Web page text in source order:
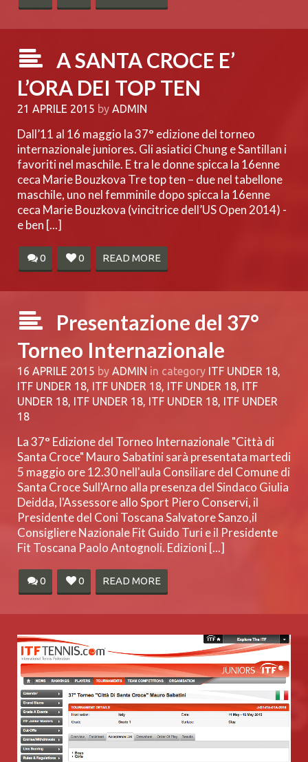
A SANTA CROCE E’
L’ORA DEI TOP TEN
21 APRILE 2015 by ADMIN
Dall’11 al 16 maggio la 37° edizione del torneo
internazionale juniores. Gli asiatici Chung e Santillan i
favoriti nel maschile. E tra le donne spicca la 16enne
ceca Marie Bouzkova Tre top ten – due nel tabellone
maschile, uno nel femminile dopo spicca la 16enne
ceca Marie Bouzkova (vincitrice dell’US Open 2014) -
e ben [...]
0 0 READ MORE
Presentazione del 37°
Torneo Internazionale
16 APRILE 2015 by ADMIN in category ITF UNDER 18,
ITF UNDER 18, ITF UNDER 18, ITF UNDER 18, ITF
UNDER 18, ITF UNDER 18, ITF UNDER 18, ITF UNDER
18
La 37° Edizione del Torneo Internazionale "Città di
Santa Croce" Mauro Sabatini sarà presentata martedi
5 maggio ore 12.30 nell'aula Consiliare del Comune di
Santa Croce Sull'Arno alla presenza del Sindaco Giulia
Deidda, l'Assessore allo Sport Piero Conservi, il
Presidente del Coni Toscana Salvatore Sanzo,il
Consigliere Nazionale Fit Guido Turi e il Presidente
Fit Toscana Paolo Antognoli. Edizioni [...]
0 0 READ MORE